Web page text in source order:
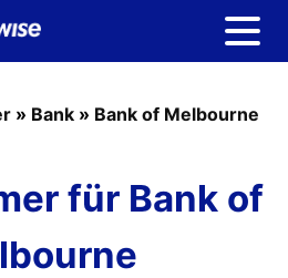
» Bank » Bank of Melbourne
für Bank of